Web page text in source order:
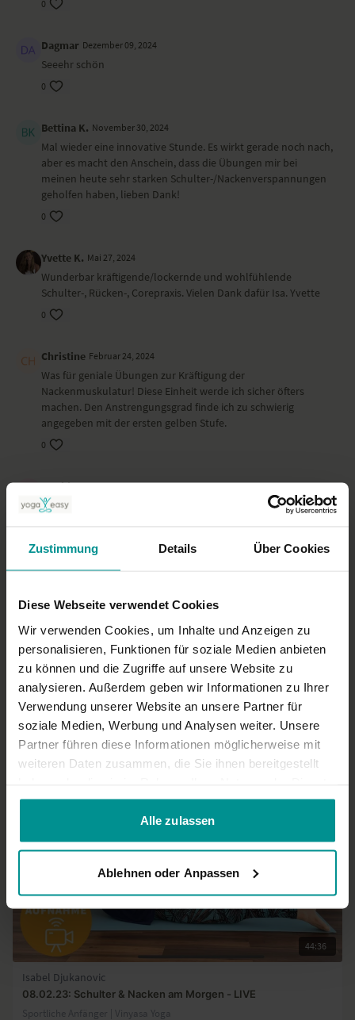
Zustimmung Details Über Cookies
Diese Webseite verwendet Cookies
Wir verwenden Cookies, um Inhalte und Anzeigen zu
personalisieren, Funktionen für soziale Medien anbieten
zu können und die Zugriffe auf unsere Website zu
analysieren. Außerdem geben wir Informationen zu Ihrer
Verwendung unserer Website an unsere Partner für
soziale Medien, Werbung und Analysen weiter. Unsere
Partner führen diese Informationen möglicherweise mit
weiteren Daten zusammen, die Sie ihnen bereitgestellt
gesammelt haben.
Alle zulassen
Ablehnen oder Anpassen
Dieses Video ist eine Aufzeichnung einer unserer Live-Klassen, daher
YogaEasy-Qualität entspricht.
0
Dagmar Dezember 09, 2024
Seeehr schön
0
Bettina K. November 30, 2024
Mal wieder eine innovative Stunde. Es wirkt gerade noch nach,
aber es macht den Anschein, dass die Übungen mir bei
meinen heute sehr starken Schulter-/Nackenverspannungen
geholfen haben, lieben Dank!
0
Yvette K. Mai 27, 2024
Wunderbar kräftigende/lockernde und wohlfühlende
Schulter-, Rücken-, Corepraxis. Vielen Dank dafür Isa. Yvette
0
Christine Februar 24, 2024
Was für geniale Übungen zur Kräftigung der
Nackenmuskulatur! Diese Einheit werde ich sicher öfters
machen. Den Anstrengungsgrad finde ich zu schwierig
angegeben mit der ersten gelben Stufe.
0
Astrid M. Januar 11, 2024
Leichte kurze Stunde. Hatte mir etwas mehr für die Schultern
Sehr, sehr wirkungsvolle Schulter-Nacken-Bauch-......-Einheit.
Mehr laden
Ähnliche Videos
44:36
Isabel Djukanovic
08.02.23: Schulter & Nacken am Morgen - LIVE
Sportliche Anfänger | Vinyasa Yoga